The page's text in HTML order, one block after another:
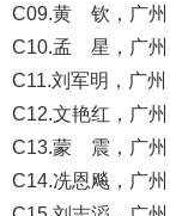
C09.黄 钦，广州
C10.孟 星，广州
C11.刘军明，广州
C12.文艳红，广州
C13.蒙 震，广州
C14.冼恩飚，广州